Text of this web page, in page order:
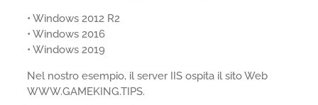
• Windows 2012 R2
• Windows 2016
• Windows 2019
Nel nostro esempio, il server IIS ospita il sito Web
WWW.GAMEKING.TIPS.